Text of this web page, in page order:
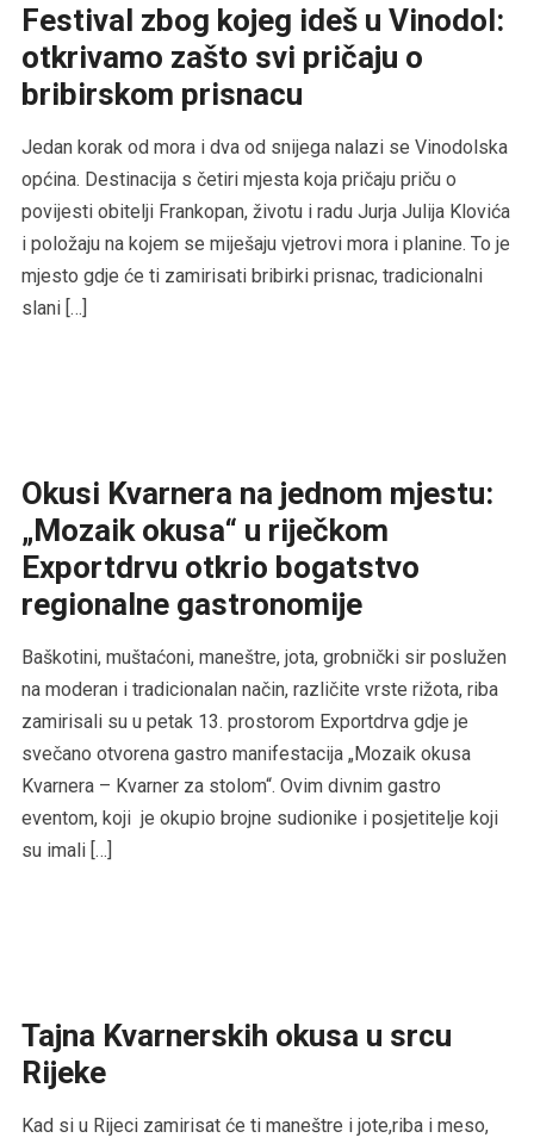
Festival zbog kojeg ideš u Vinodol:
otkrivamo zašto svi pričaju o
bribirskom prisnacu
Jedan korak od mora i dva od snijega nalazi se Vinodolska
općina. Destinacija s četiri mjesta koja pričaju priču o
povijesti obitelji Frankopan, životu i radu Jurja Julija Klovića
i položaju na kojem se miješaju vjetrovi mora i planine. To je
mjesto gdje će ti zamirisati bribirki prisnac, tradicionalni
slani […]
Okusi Kvarnera na jednom mjestu:
„Mozaik okusa“ u riječkom
Exportdrvu otkrio bogatstvo
regionalne gastronomije
Baškotini, muštaćoni, maneštre, jota, grobnički sir poslužen
na moderan i tradicionalan način, različite vrste rižota, riba
zamirisali su u petak 13. prostorom Exportdrva gdje je
svečano otvorena gastro manifestacija „Mozaik okusa
Kvarnera – Kvarner za stolom“. Ovim divnim gastro
eventom, koji je okupio brojne sudionike i posjetitelje koji
su imali […]
Tajna Kvarnerskih okusa u srcu
Rijeke
Kad si u Rijeci zamirisat će ti maneštre i jote,riba i meso,